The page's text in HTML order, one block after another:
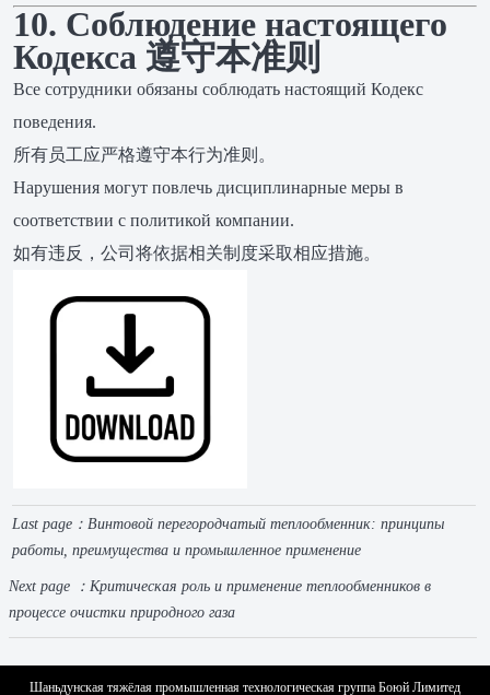
10. Соблюдение настоящего
Кодекса 遵守本准则
Все сотрудники обязаны соблюдать настоящий Кодекс
поведения.
所有员工应严格遵守本行为准则。
Нарушения могут повлечь дисциплинарные меры в
соответствии с политикой компании.
如有违反，公司将依据相关制度采取相应措施。
Last page： Винтовой перегородчатый теплообменник: принципы
работы, преимущества и промышленное применение
Next page ：Критическая роль и применение теплообменников в
процессе очистки природного газа
Шаньдунская тяжёлая промышленная технологическая группа Боюй Лимитед